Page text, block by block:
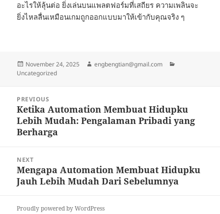
อะไรให้ลุ้นต่อ ยิ่งเล่นบนแพลตฟอร์มที่เสถียร ความเพลินจะ
ยิ่งไหลลื่นเหมือนเกมถูกออกแบบมาให้เข้ากับคุณจริง ๆ
Posted
on
November 24, 2025 Author
engbengtian@gmail.com
Uncategorized
navigation
PREVIOUS
Previous
post:
Ketika Automation Membuat Hidupku
Lebih Mudah: Pengalaman Pribadi yang
Berharga
NEXT
Next
post:
Mengapa Automation Membuat Hidupku
Jauh Lebih Mudah Dari Sebelumnya
Proudly powered by WordPress